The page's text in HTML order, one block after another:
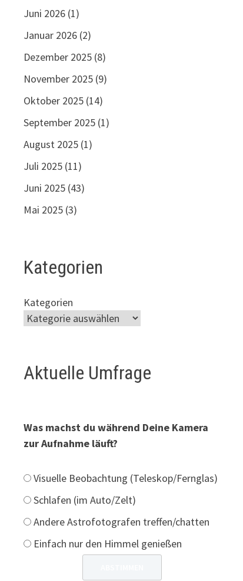
Juni 2026 (1)
Januar 2026 (2)
Dezember 2025 (8)
November 2025 (9)
Oktober 2025 (14)
September 2025 (1)
August 2025 (1)
Juli 2025 (11)
Juni 2025 (43)
Mai 2025 (3)
Kategorien
Kategorien
Aktuelle Umfrage
Was machst du während Deine Kamera
zur Aufnahme läuft?
Visuelle Beobachtung (Teleskop/Fernglas)
Schlafen (im Auto/Zelt)
Andere Astrofotografen treffen/chatten
Einfach nur den Himmel genießen